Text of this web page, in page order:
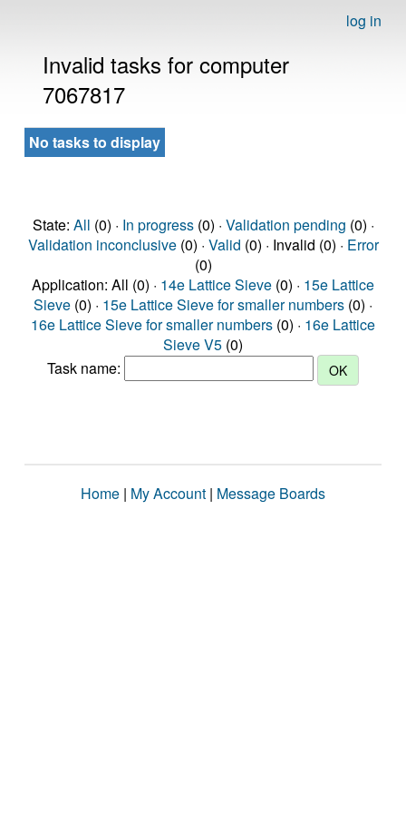
log in
Invalid tasks for computer
7067817
No tasks to display
State: All (0) · In progress(0) · Validation pending (0) ·
Validation inconclusive(0) · Valid (0) · Invalid (0) · Error
(0)
Application: All (0) · 14e Lattice Sieve (0) · 15e Lattice
Sieve (0) · 15e Lattice Sieve for smaller numbers (0) ·
16e Lattice Sieve for smaller numbers (0) · 16e Lattice
Sieve V5 (0)
Task name:
Home | My Account | Message Boards